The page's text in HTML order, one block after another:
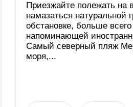
Приезжайте полежать на
намазаться натуральной
обстановке, больше всего
напоминающей
Самый северный пляж
моря,...